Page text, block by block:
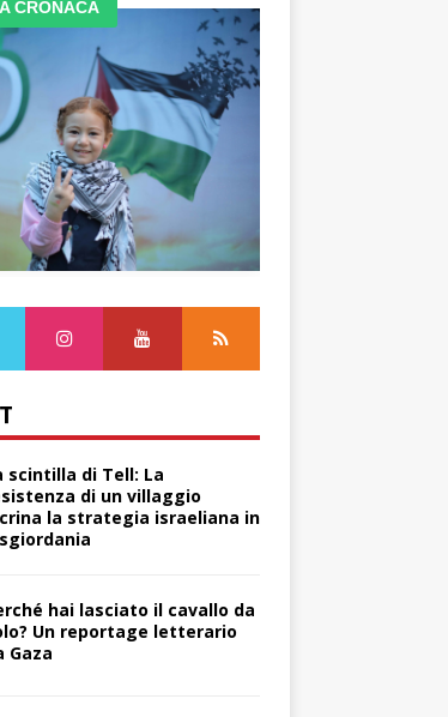
CRONACA
scintilla di Tell: La
di un villaggio
la strategia israeliana in
hai lasciato il cavallo da
Un reportage letterario
Gaza